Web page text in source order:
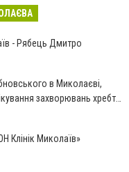
- Рябець Дмитро
в Миколаєві,
захворювань хребта
Клінік Миколаїв»